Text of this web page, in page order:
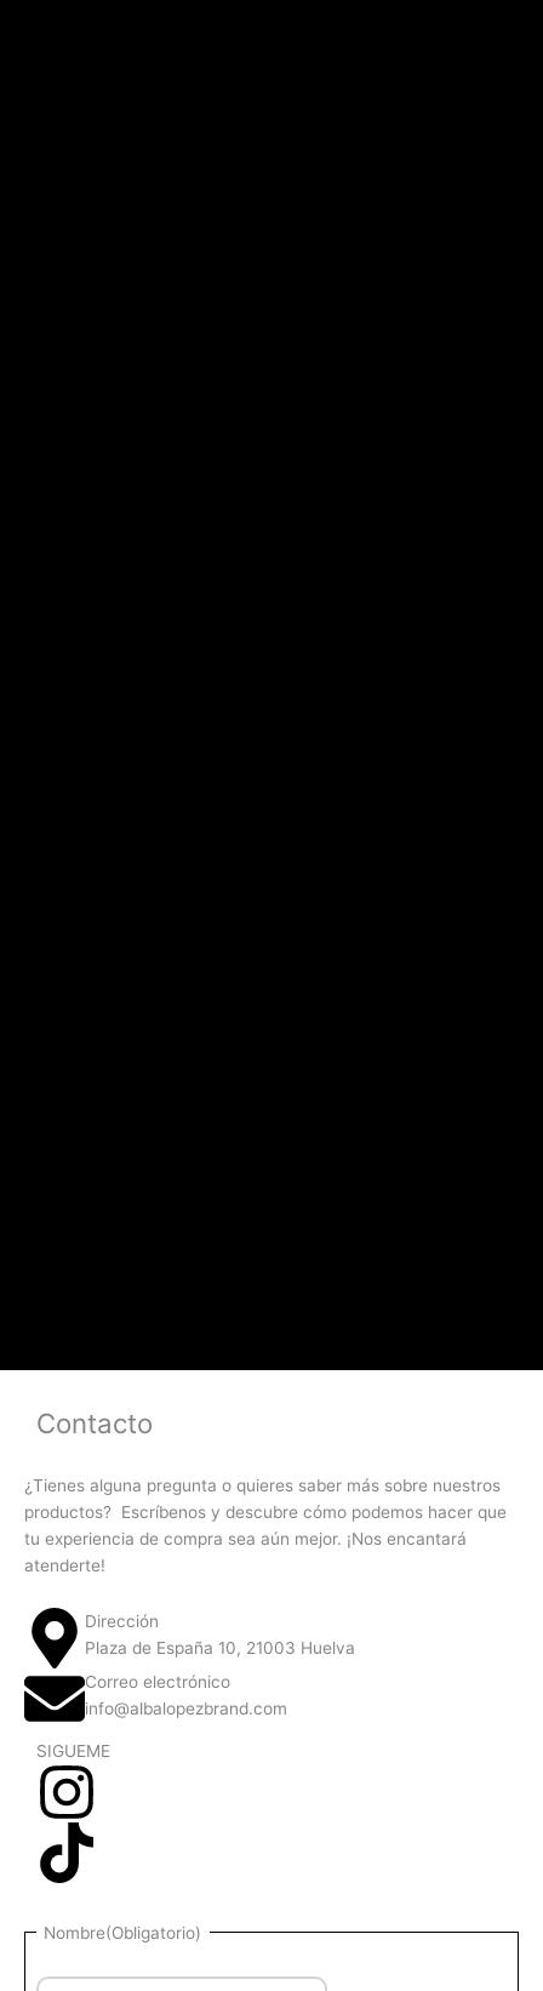
Contacto
¿Tienes alguna pregunta o quieres saber más sobre nuestros
productos? Escríbenos y descubre cómo podemos hacer que
tu experiencia de compra sea aún mejor. ¡Nos encantará
atenderte!
Dirección
Plaza de España 10, 21003 Huelva
Correo electrónico
info@albalopezbrand.com
SIGUEME
Nombre(Obligatorio) Nombre